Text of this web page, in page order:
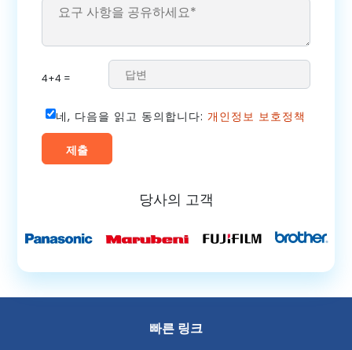
4+4 =
네, 다음을 읽고 동의합니다: 개인정보 보호정책
당사의 고객
빠른 링크